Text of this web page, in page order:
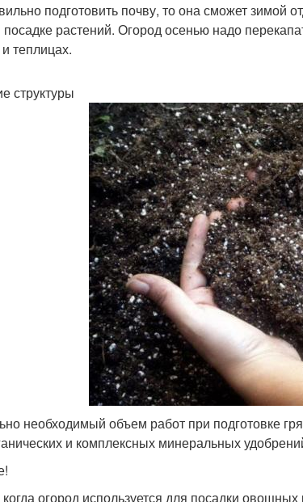
подготовить почву, то она сможет зимой
растений. Огород осенью надо
теплицах.
структуры
необходимый объем работ при подготовке
и комплексных минеральных
огород используется для посадки